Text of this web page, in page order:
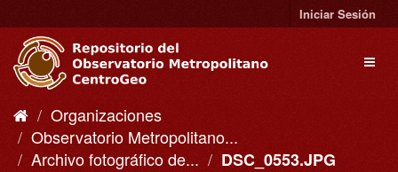
al
contenido
Iniciar Sesión
Organizaciones
Observatorio Metropolitano...
Archivo fotográfico de...
DSC_0553.JPG